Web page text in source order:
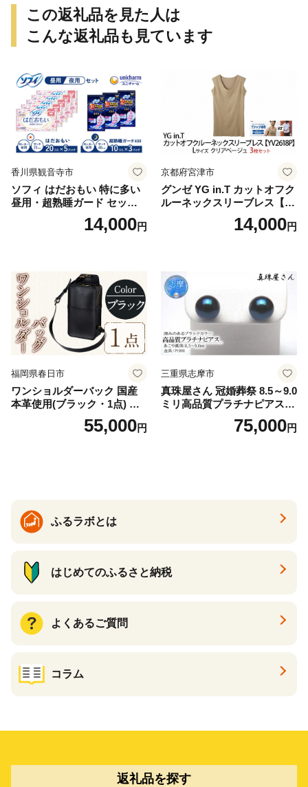
海道産いくら 地場産いくら
道産いくら 別海町 ふるさと
納税 ふるさと ikura )
この返礼品を見た人は
こんな返礼品も見ています
香川県観音寺市
ソフィ はだおもい 特に多い
昼用・超熟睡ガード セット
羽付き ナプキン 生理用品 サ
ニタリー ユニ・チャーム
14,000円
京都府宮津市
グンゼ YG in.T カットオフク
ルーネックスリーブレス【Y
V2618P】Lサイズ クリアベ
ージュ3枚セット [№5716-04
14,000円
福岡県春日市
ワンショルダーバック 国産
本革使用(ブラック・1点) 鞄
バック バッグ カバン レザー
国産 日本製 牛革 黒 革 革製
55,000円
三重県志摩市
真珠屋さん 冠婚葬祭 8.5～9.0
ミリ高品質プラチナピアス P
t900 志摩産アコヤ真珠 ブラ
ックパール 黒真珠75,000円
ふるラボとは
はじめてのふるさと納税
よくあるご質問
コラム
返礼品を探す